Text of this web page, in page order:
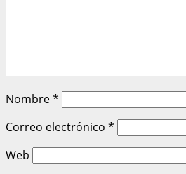
Nombre*
Correo electrónico *
Web